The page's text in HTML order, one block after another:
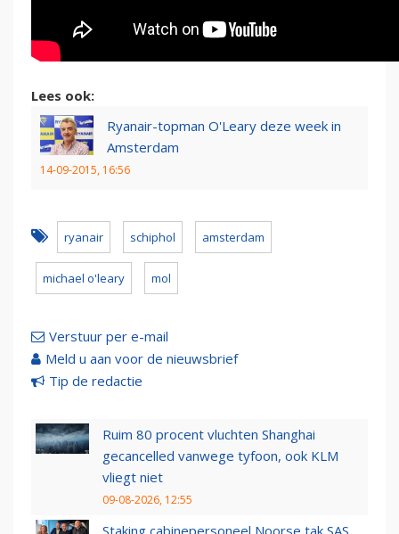
Lees ook:
Ryanair-topman O'Leary deze week in
Amsterdam
14-09-2015, 16:56
ryanair schiphol amsterdam
michael o'leary mol
Verstuur per e-mail
Meld u aan voor de nieuwsbrief
Tip de redactie
Ruim 80 procent vluchten Shanghai
gecancelled vanwege tyfoon, ook KLM
vliegt niet
09-08-2026, 12:55